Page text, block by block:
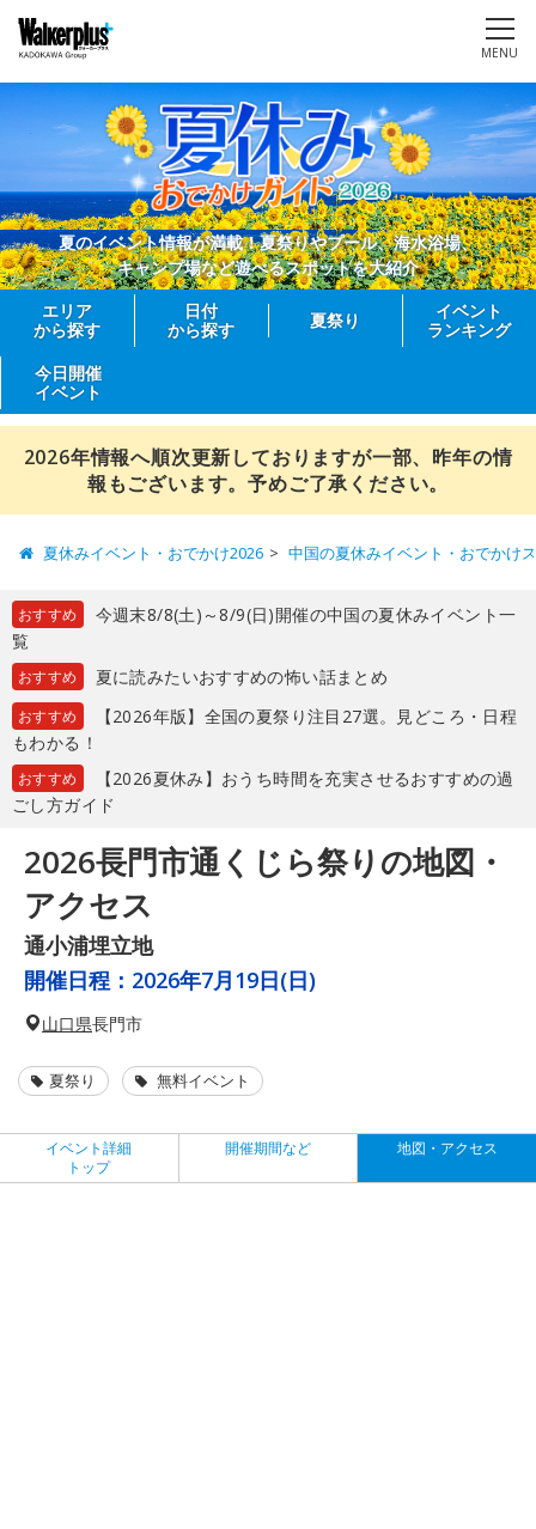
MENU
夏のイベント情報が満載！夏祭りやプール、海水浴場、
キャンプ場など遊べるスポットを大紹介
エリア
から探す
日付
から探す
夏祭り
イベント
ランキング
今日開催
イベント
2026年情報へ順次更新しておりますが一部、昨年の情
報もございます。予めご了承ください。
夏休みイベント・おでかけ2026 中国の夏休みイベント・おでかけ
おすすめ
今週末8/8(土)～8/9(日)開催の中国の夏休みイベント一
覧
おすすめ 夏に読みたいおすすめの怖い話まとめ
おすすめ
【2026年版】全国の夏祭り注目27選。見どころ・日程
もわかる！
おすすめ
【2026夏休み】おうち時間を充実させるおすすめの過
ごし方ガイド
2026長門市通くじら祭りの地図・
アクセス
通小浦埋立地
開催日程： 2026年7月19日(日)
山口県長門市
夏祭り 無料イベント
イベント詳細
トップ
開催期間など 地図・アクセス